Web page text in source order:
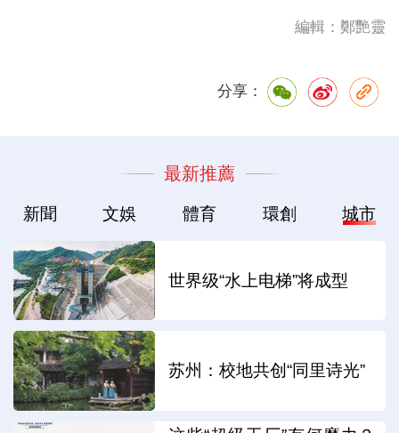
編輯：鄭艷靈
分享：
最新推薦
新聞 文娛 體育 環創 城市
世界级“水上电梯”将成型
苏州：校地共创“同里诗光”